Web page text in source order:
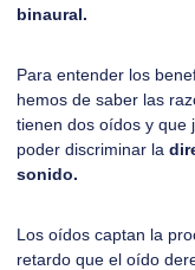
binaural.
Para entender los
hemos de saber las
tienen dos oídos y que
poder discriminar la
sonido.
Los oídos captan la
retardo que el oído